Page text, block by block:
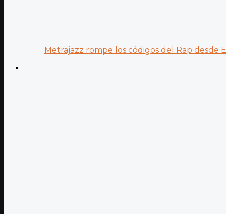
Metrajazz rompe los códigos del Rap desde